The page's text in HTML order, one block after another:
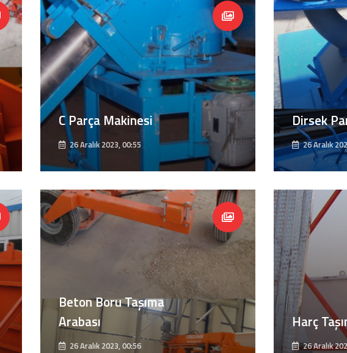
C Parça Makinesi
26 Aralık 2023, 00:55
Dirsek
26 Aralık
Beton Boru Taşıma
Arabası
26 Aralık 2023, 00:56
Harç
26 Aralık